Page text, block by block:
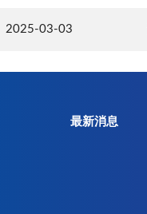
2025-03-03
最新消息